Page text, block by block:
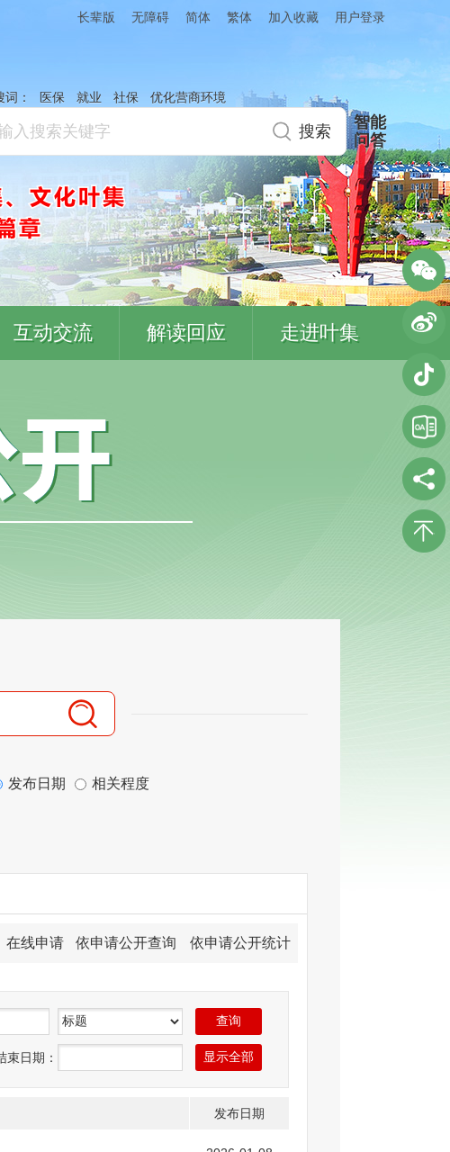
长辈版 无障碍 简体 繁体 加入收藏 用户登录
词： 医保 就业 社保 优化营商环境
智能
问答
互动交流 解读回应 走进叶集
发布日期 相关程度
在线申请 依申请公开查询 依申请公开统计
束日期：
发布日期